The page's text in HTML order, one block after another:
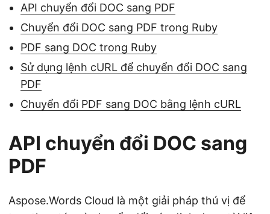
API chuyển đổi DOC sang PDF
Chuyển đổi DOC sang PDF trong Ruby
PDF sang DOC trong Ruby
Sử dụng lệnh cURL để chuyển đổi DOC sang
PDF
Chuyển đổi PDF sang DOC bằng lệnh cURL
API chuyển đổi DOC sang
PDF
Aspose.Words Cloud là một giải pháp thú vị để